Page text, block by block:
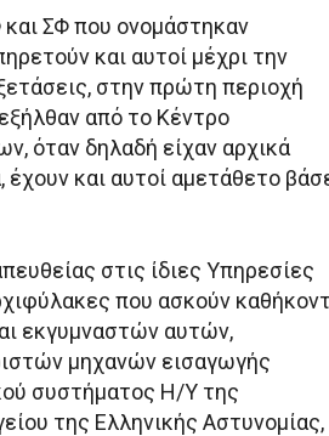
ΣΦ που ονομάστηκαν
και αυτοί μέχρι την
στην πρώτη περιοχή
από το Κέντρο
όταν δηλαδή είχαν αρχικά
και αυτοί αμετάθετο
στις ίδιες Υπηρεσίες
που ασκούν
εκγυμναστών αυτών,
μηχανών εισαγωγής
συστήματος Η/Υ της
της Ελληνικής Αστυνομίας,